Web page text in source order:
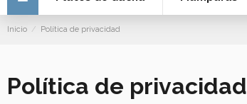
Inicio Política de privacidad
Política de privacidad